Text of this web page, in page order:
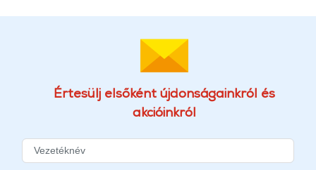
Értesülj elsőként újdonságainkról és
akcióinkról